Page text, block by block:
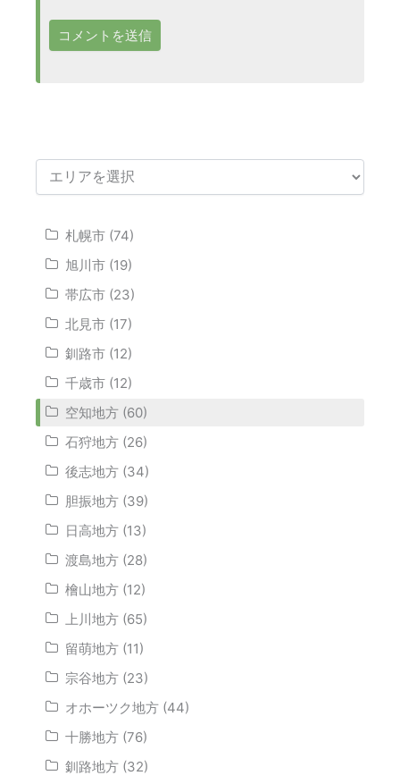
札幌市 (74)
旭川市 (19)
帯広市 (23)
北見市 (17)
釧路市 (12)
千歳市 (12)
空知地方 (60)
石狩地方 (26)
後志地方 (34)
胆振地方 (39)
日高地方 (13)
渡島地方 (28)
檜山地方 (12)
上川地方 (65)
留萌地方 (11)
宗谷地方 (23)
オホーツク地方 (44)
十勝地方 (76)
釧路地方 (32)